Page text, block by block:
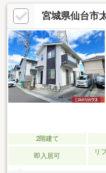
宮城県仙台市
2階建て
即入居可
リ